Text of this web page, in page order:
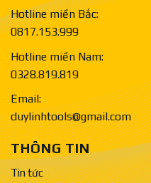
Hotline miền Bắc:
0817.153.999
Hotline miền Nam:
0328.819.819
Email:
duylinhtools@gmail.com
THÔNG TIN
Tin tức